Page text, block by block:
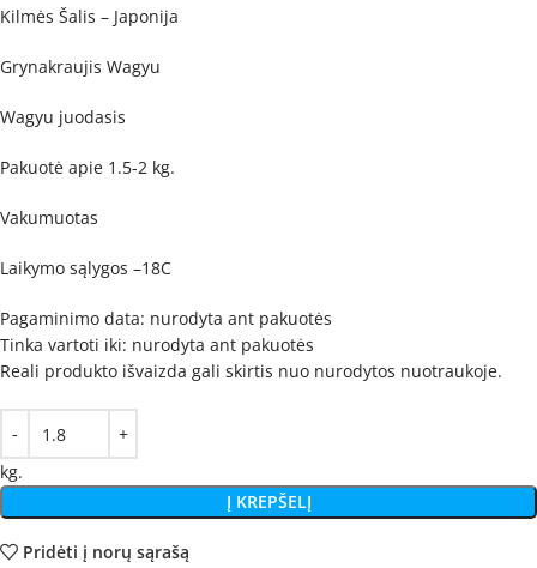
Kilmės Šalis – Japonija
Grynakraujis Wagyu
Wagyu juodasis
Pakuotė apie 1.5-2 kg.
Vakumuotas
Laikymo sąlygos –18C
Pagaminimo data: nurodyta ant pakuotės
Tinka vartoti iki: nurodyta ant pakuotės
Reali produkto išvaizda gali skirtis nuo nurodytos nuotraukoje.
kg.
Į KREPŠELĮ
Pridėti į norų sąrašą